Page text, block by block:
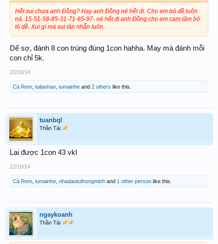
Hết xui chưa anh Đồng? Hay anh Đồng né hết đi. Cho em bỏ đề luôn
nà. 15-51-58-85-31-71-65-97- né hết đi anh Đồng cho em cam tâm bỏ
lô dề. Xui gì mà xui tàn nhẫn luôn.
Dể sợ, đánh 8 con trúng đúng 1con hahha. May mà đánh mỗi
con chỉ 5k.
22/10/14
Cà Rem tuilanhan iumainhe and 2 others like this.
tuanbql
Thần Tài
Lại được 1con 43 vkl
22/10/14
Cà Rem iumainhe nhadaututhongminh and 1 other person like this.
ngaykoanh
Thần Tài